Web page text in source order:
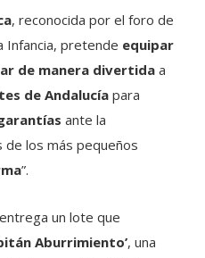
, reconocida por el foro de
Infancia, pretende equipar
de manera divertida a
de Andalucíapara
ante la
de los más pequeños
”.
un lote que
Aburrimiento’, una